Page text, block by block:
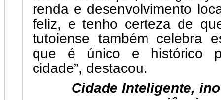
renda e desenvolvimento
feliz, e tenho certeza de
tutoiense também celebra
que é único e histórico
cidade”, destacou.
Cidade Inteligente,